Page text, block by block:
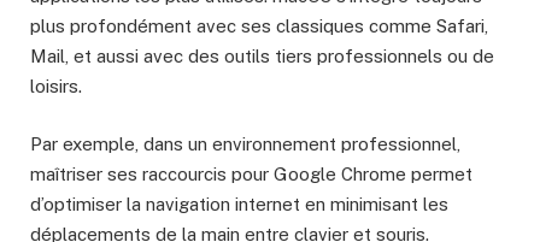
plus profondément avec ses classiques comme Safari,
Mail, et aussi avec des outils tiers professionnels ou de
loisirs.
Par exemple, dans un environnement professionnel,
maîtriser ses raccourcis pour Google Chrome permet
d’optimiser la navigation internet en minimisant les
déplacements de la main entre clavier et souris.